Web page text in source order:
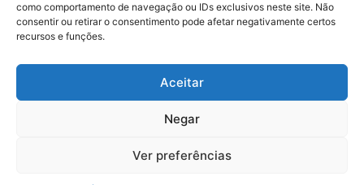
como comportamento de navegação ou IDs exclusivos neste site. Não
consentir ou retirar o consentimento pode afetar negativamente certos
recursos e funções.
Aceitar
Negar
Ver preferências
Legal
Termo de uso do usuário e assinante